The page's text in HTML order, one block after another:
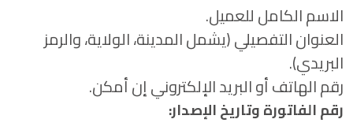
الاسم الكامل للعميل.
العنوان التفصيلي (يشمل المدينة، الولاية، والرمز
البريدي).
رقم الهاتف أو البريد الإلكتروني إن أمكن.
رقم الفاتورة وتاريخ الإصدار: